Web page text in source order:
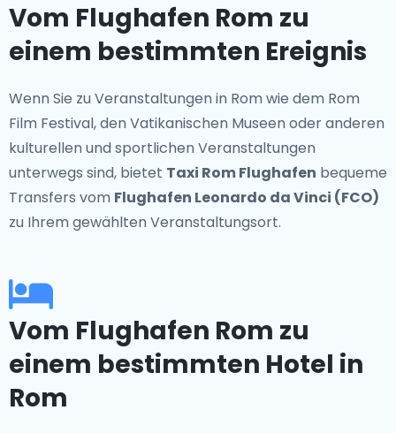
Vom Flughafen Rom zu
einem bestimmten Ereignis
Wenn Sie zu Veranstaltungen in Rom wie dem Rom
Film Festival, den Vatikanischen Museen oder anderen
kulturellen und sportlichen Veranstaltungen
unterwegs sind, bietet Taxi Rom Flughafen bequeme
Transfers vom Flughafen Leonardo da Vinci (FCO)
zu Ihrem gewählten Veranstaltungsort.
Vom Flughafen Rom zu
einem bestimmten Hotel in
Rom